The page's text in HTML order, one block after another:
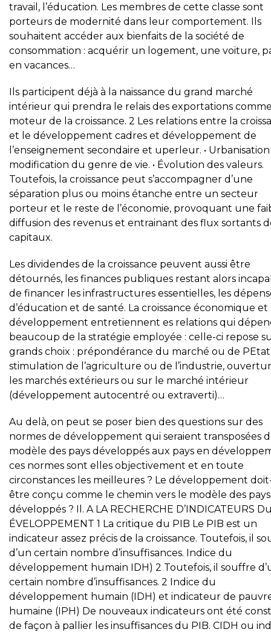
travail, l’éducation. Les membres de cette classe sont
porteurs de modernité dans leur comportement. Ils
souhaitent accéder aux bienfaits de la société de
consommation : acquérir un logement, une voiture,
en vacances…
Ils participent déjà à la naissance du grand marché
intérieur qui prendra le relais des exportations
moteur de la croissance. 2 Les relations entre la
et le développement cadres et développement de
l’enseignement secondaire et uperleur. •
modification du genre de vie. • Évolution des valeurs.
Toutefois, la croissance peut s’accompagner d’une
séparation plus ou moins étanche entre un secteur
porteur et le reste de l’économie, provoquant une
diffusion des revenus et entrainant des flux sortants
capitaux.
Les dividendes de la croissance peuvent aussi être
détournés, les finances publiques restant alors
de financer les infrastructures essentielles, les
d’éducation et de santé. La croissance économique et
développement entretiennent es relations qui
beaucoup de la stratégie employée : celle-ci repose
grands choix : prépondérance du marché ou de
stimulation de l’agriculture ou de l’industrie,
les marchés extérieurs ou sur le marché intérieur
(développement autocentré ou extraverti)…
Au delà, on peut se poser bien des questions sur des
normes de développement qui seraient transposées
modèle des pays développés aux pays en
ces normes sont elles objectivement et en toute
circonstances les meilleures ? Le développement
être conçu comme le chemin vers le modèle des pays
développés ? Il. A LA RECHERCHE D’INDICATEURS
ÉVELOPPEMENT 1 La critique du PIB Le PIB est un
indicateur assez précis de la croissance. Toutefois, il
d’un certain nombre d’insuffisances. Indice du
développement humain IDH) 2 Toutefois, il souffre
certain nombre d’insuffisances. 2 Indice du
développement humain (IDH) et indicateur de
humaine (IPH) De nouveaux indicateurs ont été
de façon à pallier les insuffisances du PIB. CIDH ou